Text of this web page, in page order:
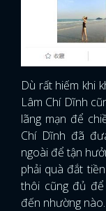
Dù rất hiếm khi
Lâm Chí Dĩnh
lãng mạn để
Chí Dĩnh đã
ngoài để tận
phải quà đắt
thôi cũng đủ
đến nhường nào.